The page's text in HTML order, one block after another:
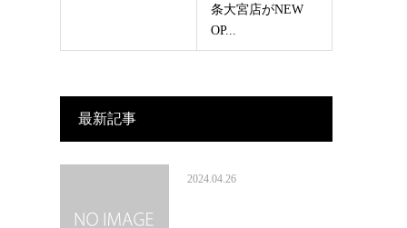
条大宮店がNEW
OP...
最新記事
2024.04.26